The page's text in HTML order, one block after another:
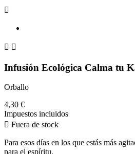

 
Infusión Ecológica Calma tu
Orballo
4,30 €
Impuestos incluidos
 Fuera de stock
Para esos días en los que estás más
para el espíritu.